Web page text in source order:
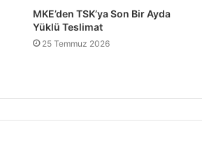
MKE’den TSK’ya Son Bir Ayda
Yüklü Teslimat
25 Temmuz 2026